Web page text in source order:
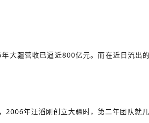
大疆营收已逼近800亿元。而在近日流出
2006年汪滔刚创立大疆时，第二年团队就